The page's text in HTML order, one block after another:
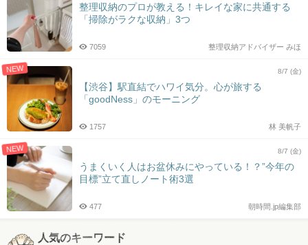
整理収納のプロが教える！キレイな家に共通する
「掃除がラクな収納」3つ
整理収納アドバイザー みほ
7059
NEW 8/7 (金)
【渋谷】駅直結でハワイ気分。心が旅する
「goodNess」のモーニング
林 美帆子
1757
NEW 8/7 (金)
うまくいく人はお盆休みにやっている！？”今年の
目標”立て直しノート術3選
朝時間.jp編集部
477
人気のキーワード